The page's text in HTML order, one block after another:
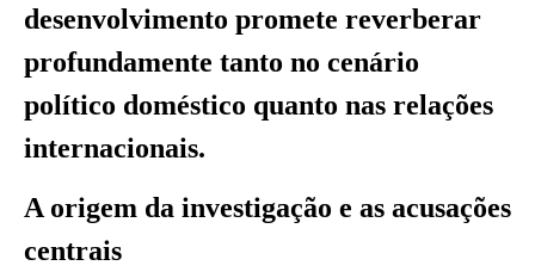
desenvolvimento promete reverberar
profundamente tanto no cenário
político doméstico quanto nas relações
internacionais.
A origem da investigação e as acusações
centrais